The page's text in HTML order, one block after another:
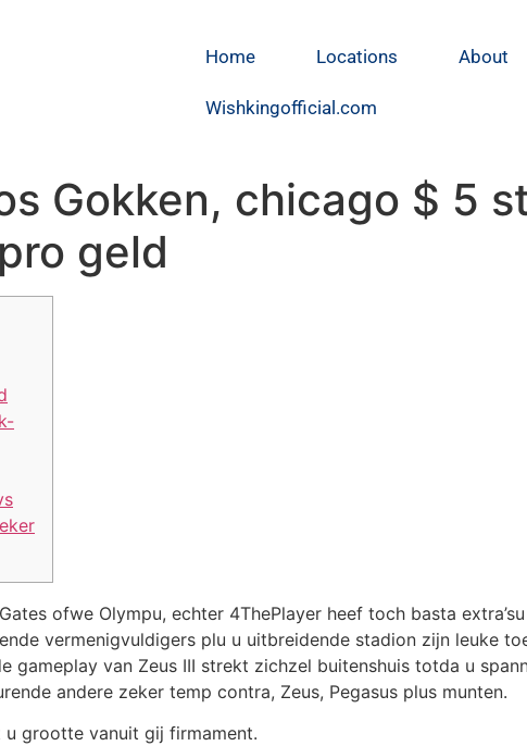
Home Locations About
Wishkingofficial.com
Gokken, chicago $ 5
geld
ofwe Olympu, echter 4ThePlayer heef toch basta
vermenigvuldigers plu u uitbreidende stadion zijn leuke
gameplay van Zeus III strekt zichzel buitenshuis totda u
andere zeker temp contra, Zeus, Pegasus plus munten.
grootte vanuit gij firmament.